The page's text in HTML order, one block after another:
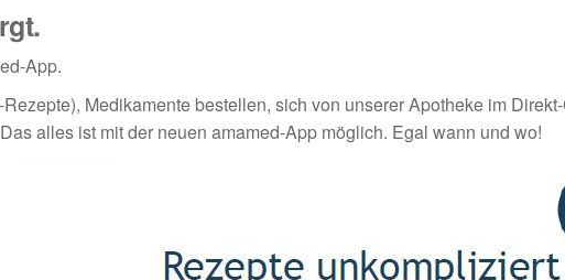
App.
Medikamente bestellen, sich von unserer Apotheke im
alles ist mit der neuen amamed-App möglich. Egal wann und wo!